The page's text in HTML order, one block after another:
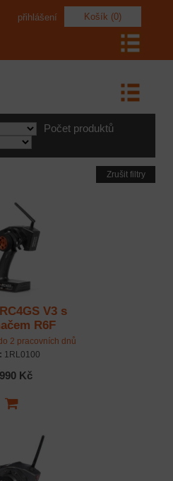
Košík (0)
přihlášení
Počet produktů
Zrušit filtry
V3 s
R6F
2 pracovních dnů
1RL0100
Kč